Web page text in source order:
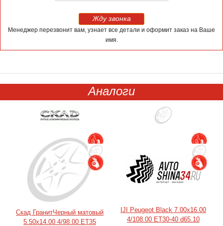
Жду звонка
Менеджер перезвонит вам, узнает все детали и оформит заказ на Ваше
имя.
Аналоги
Скад ГранитЧерный матовый
5.50x14.00 4/98.00 ET35
IJI Peugeot Black 7.00x16.00
4/108.00 ET30-40 d65.10